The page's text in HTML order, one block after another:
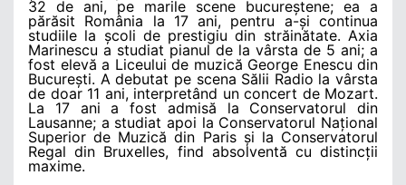
32 de ani, pe marile scene bucureștene; ea a
părăsit România la 17 ani, pentru a-și continua
studiile la școli de prestigiu din străinătate. Axia
Marinescu a studiat pianul de la vârsta de 5 ani; a
fost elevă a Liceului de muzică George Enescu din
București. A debutat pe scena Sălii Radio la vârsta
de doar 11 ani, interpretând un concert de Mozart.
La 17 ani a fost admisă la Conservatorul din
Lausanne; a studiat apoi la Conservatorul Național
Superior de Muzică din Paris și la Conservatorul
Regal din Bruxelles, find absolventă cu distincții
maxime.